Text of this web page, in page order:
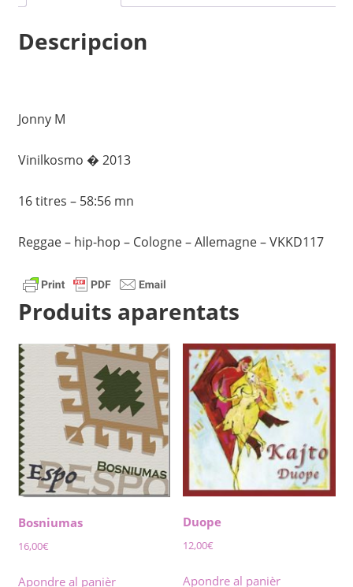
Descripcion
Jonny M
Vinilkosmo � 2013
16 titres – 58:56 mn
Reggae – hip-hop – Cologne – Allemagne – VKKD117
Produits aparentats
Bosniumas
16,00€
Apondre al panièr
Duope
12,00€
Apondre al panièr